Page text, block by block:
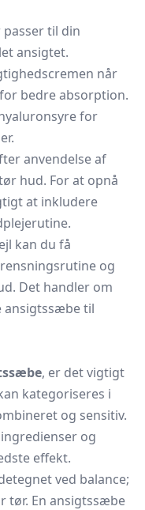
til din
ansigtet.
når
bedre absorption.
for
anvendelse af
hud. For at opnå
at inkludere
kan du få
og
Det handler om
ansigtssæbe til
, er det vigtigt
kategoriseres i
og sensitiv.
og
effekt.
ved balance;
tør. En ansigtssæbe